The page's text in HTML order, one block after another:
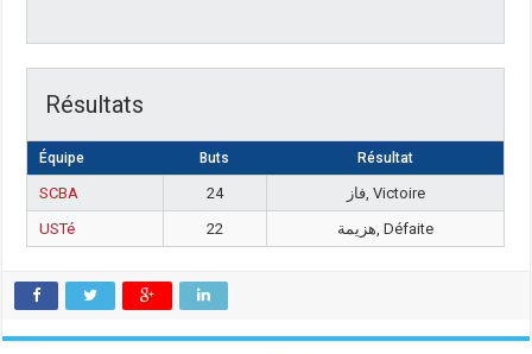
Résultats
Équipe Buts Résultat
SCBA 24
فاز, Victoire
USTé
22 هزيمة, Défaite